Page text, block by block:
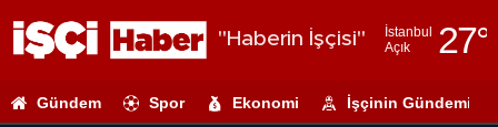
"Haberin İşçisi"
İstanbul
Açık
27°
Adıyaman
Gündem Spor Ekonomi İşçinin Gündemi